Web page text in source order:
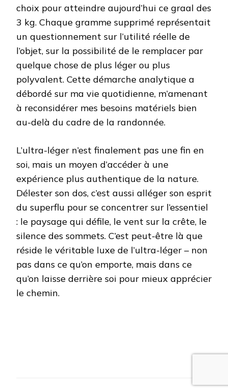
choix pour atteindre aujourd’hui ce graal des
3 kg. Chaque gramme supprimé représentait
un questionnement sur l’utilité réelle de
l’objet, sur la possibilité de le remplacer par
quelque chose de plus léger ou plus
polyvalent. Cette démarche analytique a
débordé sur ma vie quotidienne, m’amenant
à reconsidérer mes besoins matériels bien
au-delà du cadre de la randonnée.
L’ultra-léger n’est finalement pas une fin en
soi, mais un moyen d’accéder à une
expérience plus authentique de la nature.
Délester son dos, c’est aussi alléger son esprit
du superflu pour se concentrer sur l’essentiel
: le paysage qui défile, le vent sur la crête, le
silence des sommets. C’est peut-être là que
réside le véritable luxe de l’ultra-léger – non
pas dans ce qu’on emporte, mais dans ce
qu’on laisse derrière soi pour mieux apprécier
le chemin.